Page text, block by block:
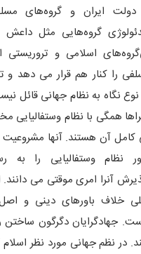
ایران و گروه‌های
گروه‌هایی مثل
اسلامی و تروریستی
را کنار هم قرار می دهد و
نوع نگاه به نظام جهانی قائل
همگی با نظام وستفالیایی
کامل آن هستند. آنها
نظام وستفالیایی را به
آنرا امری موقتی می دانند.
خلاف باورهای دینی و
جهادگرایان دگرگون
در نظم جهانی مورد نظر اسلام